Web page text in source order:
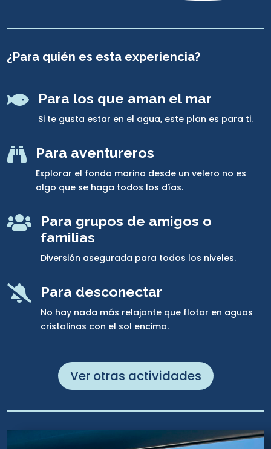
¿Para quién es esta experiencia?
 Para los que aman el mar
Si te gusta estar en el agua, este plan es para ti.
 Para aventureros
Explorar el fondo marino desde un velero no es
algo que se haga todos los días.

Para grupos de amigos o
familias
Diversión asegurada para todos los niveles.
 Para desconectar
No hay nada más relajante que flotar en aguas
cristalinas con el sol encima.
Ver otras actividades